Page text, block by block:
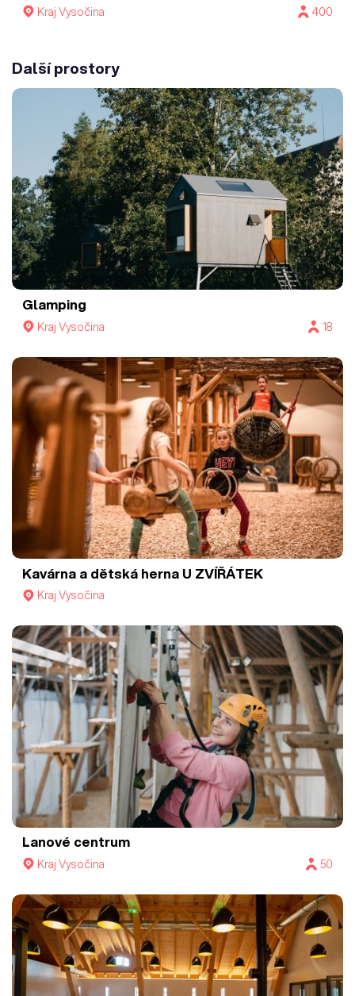
Kraj Vysočina 400
Další prostory
Glamping
Kraj Vysočina 18
Kavárna a dětská herna U ZVÍŘÁTEK
Kraj Vysočina
Lanové centrum
Kraj Vysočina 50